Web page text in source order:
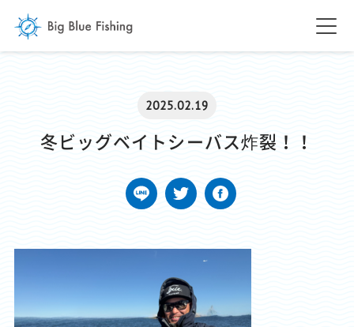
2025.02.19
冬ビッグベイトシーバス炸裂！！